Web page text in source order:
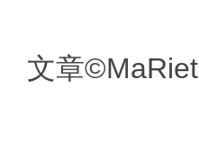
文章©︎MaRiet